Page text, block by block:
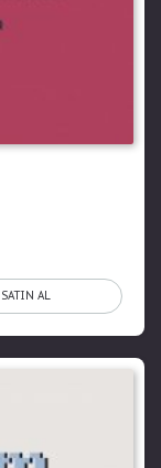
SATIN AL